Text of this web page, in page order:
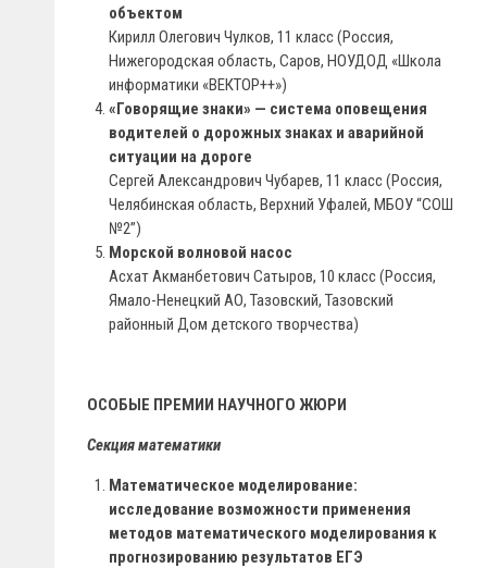
объектом
Кирилл Олегович Чулков, 11 класс (Россия,
Нижегородская область, Саров, НОУДОД «Школа
информатики «ВЕКТОР++»)
«Говорящие знаки» — система оповещения
водителей о дорожных знаках и аварийной
ситуации на дороге
Сергей Александрович Чубарев, 11 класс (Россия,
Челябинская область, Верхний Уфалей, МБОУ “СОШ
№2”)
Морской волновой насос
Асхат Акманбетович Сатыров, 10 класс (Россия,
Ямало-Ненецкий АО, Тазовский, Тазовский
районный Дом детского творчества)
ОСОБЫЕ ПРЕМИИ НАУЧНОГО ЖЮРИ
Секция математики
Математическое моделирование:
исследование возможности применения
методов математического моделирования к
прогнозированию результатов ЕГЭ